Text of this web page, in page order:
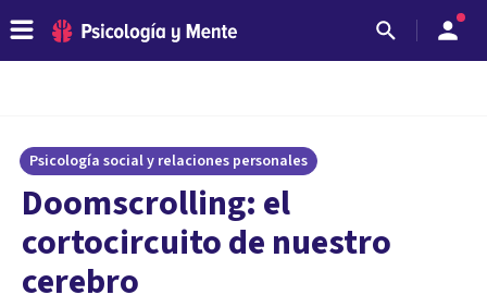
Psicología social y relaciones personales
Doomscrolling: el
cortocircuito de nuestro
cerebro